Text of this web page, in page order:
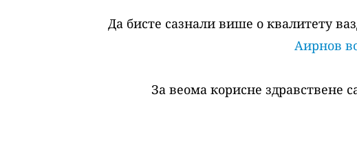
Да бисте сазнали више о квалитету
Аирнов
За веома корисне здравствене